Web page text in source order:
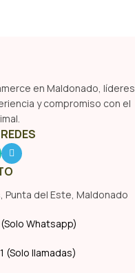
en Maldonado, líderes
y compromiso con el
Punta del Este, Maldonado
Whatsapp)
(Solo llamadas)